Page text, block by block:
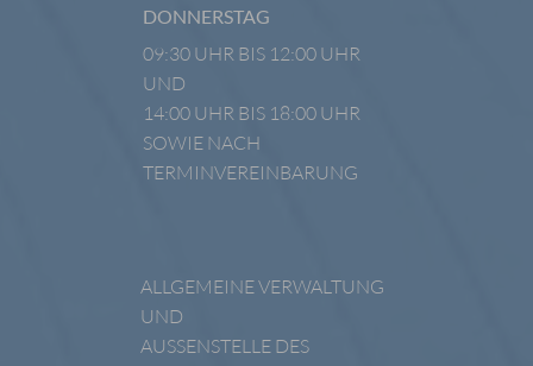
DONNERSTAG
09:30 UHR BIS 12:00 UHR
UND
14:00 UHR BIS 18:00 UHR
SOWIE NACH
TERMINVEREINBARUNG
ALLGEMEINE VERWALTUNG
UND
AUSSENSTELLE DES O